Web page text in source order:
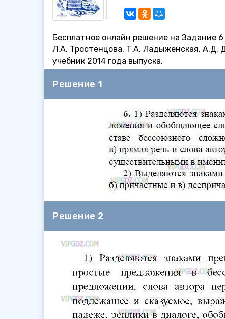
Бесплатное онлайн решение на Задание
Л.А. Тростенцова, Т.А. Ладыженская, А.Д.
учебник 2014 года выпуска.
Решение 1
Решение 2